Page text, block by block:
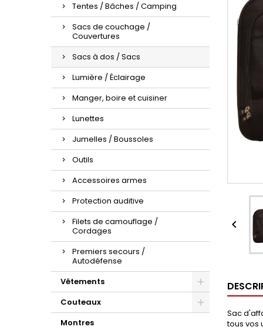
Tentes / Bâches / Camping
Sacs de couchage /
Couvertures
Sacs à dos / Sacs
Lumière / Éclairage
Manger, boire et cuisiner
Lunettes
Jumelles / Boussoles
Outils
Accessoires armes
Protection auditive
Filets de camouflage /
Cordages
Premiers secours /
Autodéfense
Vêtements
Couteaux
Montres

Sac
tous vos